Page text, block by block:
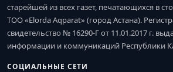
старейшей из всех газет, печатающихся в
ТОО «Elorda Aqparat» (город Астана).
свидетельство № 16290-Г от 11.01.2017 г.
информации и коммуникаций Республики
СОЦИАЛЬНЫЕ СЕТИ